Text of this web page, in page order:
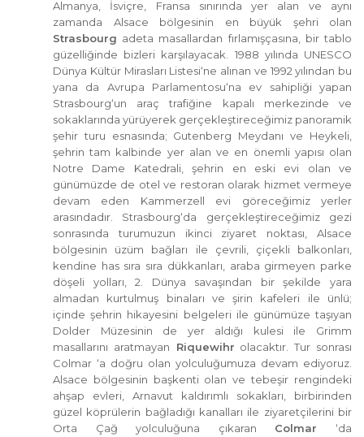
Almanya, İsviçre, Fransa sınırında yer alan ve aynı
zamanda Alsace bölgesinin en büyük şehri olan
Strasbourg adeta masallardan fırlamışçasına, bir tablo
güzelliğinde bizleri karşılayacak. 1988 yılında UNESCO
Dünya Kültür Mirasları Listesi‘ne alınan ve 1992 yılından bu
yana da Avrupa Parlamentosu‘na ev sahipliği yapan
Strasbourg‘un araç trafiğine kapalı merkezinde ve
sokaklarında yürüyerek gerçekleştireceğimiz panoramik
şehir turu esnasında; Gutenberg Meydanı ve Heykeli,
şehrin tam kalbinde yer alan ve en önemli yapısı olan
Notre Dame Katedrali, şehrin en eski evi olan ve
günümüzde de otel ve restoran olarak hizmet vermeye
devam eden Kammerzell evi göreceğimiz yerler
arasındadır. Strasbourg‘da gerçekleştireceğimiz gezi
sonrasında turumuzun ikinci ziyaret noktası, Alsace
bölgesinin üzüm bağları ile çevrili, çiçekli balkonları,
kendine has sıra sıra dükkanları, araba girmeyen parke
döşeli yolları, 2. Dünya savaşından bir şekilde yara
almadan kurtulmuş binaları ve şirin kafeleri ile ünlü;
içinde şehrin hikayesini belgeleri ile günümüze taşıyan
Dolder Müzesinin de yer aldığı kulesi ile Grimm
masallarını aratmayan Riquewihr olacaktır. Tur sonrası
Colmar ‘a doğru olan yolculuğumuza devam ediyoruz.
Alsace bölgesinin başkenti olan ve tebeşir rengindeki
ahşap evleri, Arnavut kaldırımlı sokakları, birbirinden
güzel köprülerin bağladığı kanalları ile ziyaretçilerini bir
Orta Çağ yolculuğuna çıkaran Colmar ‘da